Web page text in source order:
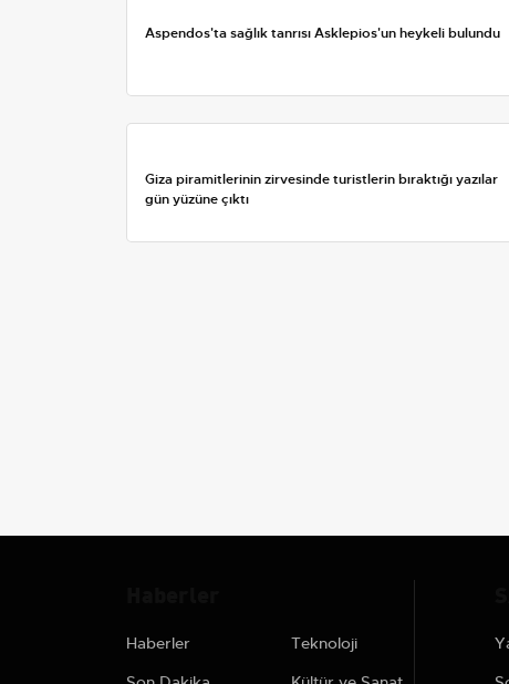
Aspendos'ta sağlık tanrısı Asklepios'un heykeli bulundu
Giza piramitlerinin zirvesinde turistlerin bıraktığı yazılar
gün yüzüne çıktı
Haberler
Teknoloji